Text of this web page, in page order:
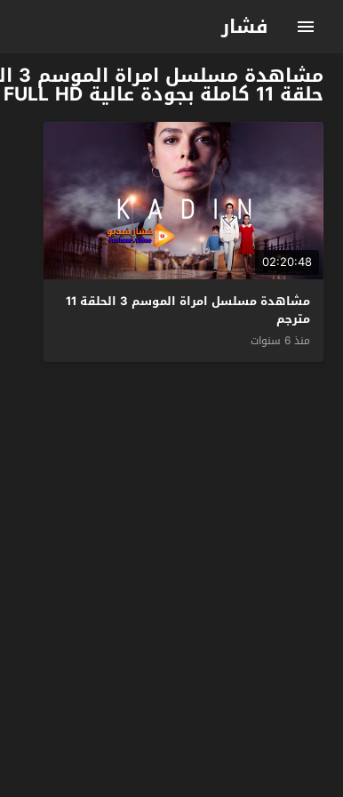
فشار
حلقة 11 كاملة بجودة عالية FULL HD اخراج نديم باور فقط وحصرياً على موقع فشار الجديد
02:20:48
مشاهدة مسلسل امراة الموسم 3 الحلقة 11
مترجم
منذ 6 سنوات